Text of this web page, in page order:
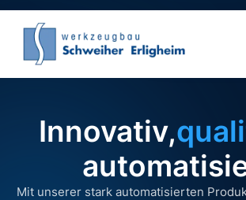
Innovativ,
Mit unserer stark automatisierten